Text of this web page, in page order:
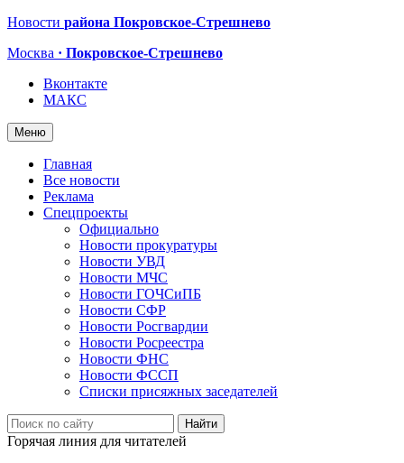
Новости района Покровское-Стрешнево
Москва · Покровское-Стрешнево
Вконтакте
МАКС
Меню
Главная
Все новости
Реклама
Спецпроекты
Официально
Новости прокуратуры
Новости УВД
Новости МЧС
Новости ГОЧСиПБ
Новости СФР
Новости Росгвардии
Новости Росреестра
Новости ФНС
Новости ФССП
Списки присяжных заседателей
Горячая линия для читателей